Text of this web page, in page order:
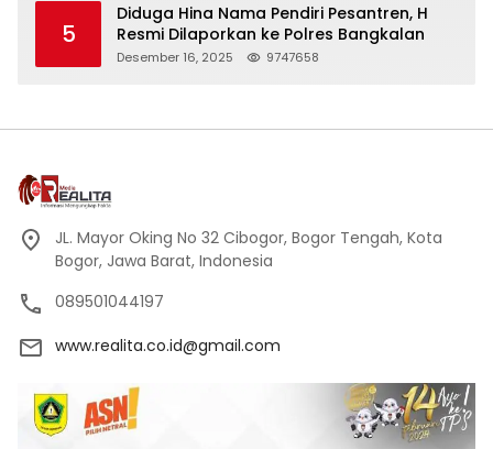
5
Diduga Hina Nama Pendiri Pesantren, H
Resmi Dilaporkan ke Polres Bangkalan
Desember 16, 2025 9747658
JL. Mayor Oking No 32 Cibogor, Bogor Tengah, Kota
Bogor, Jawa Barat, Indonesia
089501044197
www.realita.co.id@gmail.com